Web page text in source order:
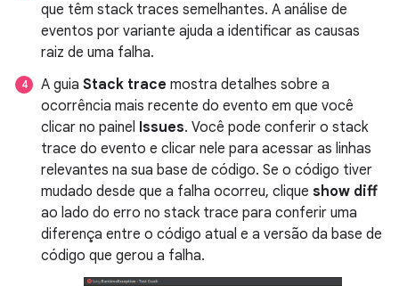
que têm stack traces semelhantes. A análise de
eventos por variante ajuda a identificar as causas
raiz de uma falha.
A guia Stack trace mostra detalhes sobre a
ocorrência mais recente do evento em que você
clicar no painel Issues. Você pode conferir o stack
trace do evento e clicar nele para acessar as linhas
relevantes na sua base de código. Se o código tiver
mudado desde que a falha ocorreu, clique show diff
ao lado do erro no stack trace para conferir uma
diferença entre o código atual e a versão da base de
código que gerou a falha.